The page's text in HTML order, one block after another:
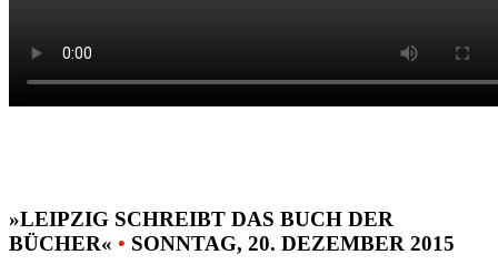
»LEIPZIG SCHREIBT DAS BUCH DER
BÜCHER« • SONNTAG, 20. DEZEMBER 2015